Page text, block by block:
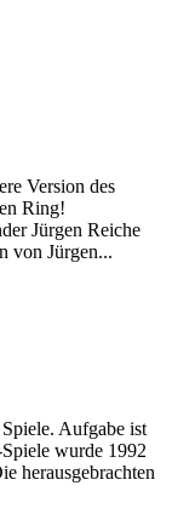
Version des
Ring!
Jürgen Reiche
von Jürgen...
Aufgabe ist
wurde 1992
herausgebrachten